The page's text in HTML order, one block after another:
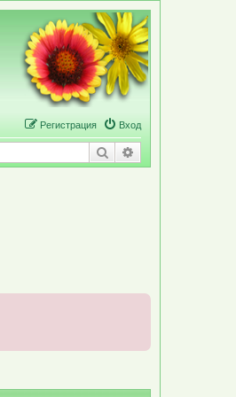
Вход
Регистрация
Поиск